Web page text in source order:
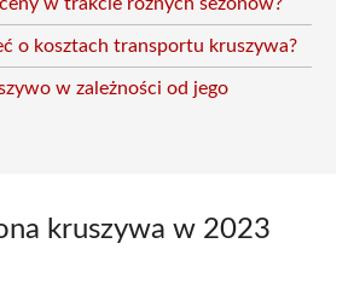
o kosztach transportu kruszywa?
w zależności od jego
kruszywa w 2023